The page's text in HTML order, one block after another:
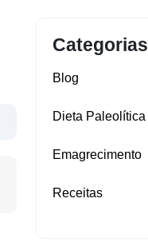
Categorias
Blog
Dieta Paleolítica
Emagrecimento
Receitas